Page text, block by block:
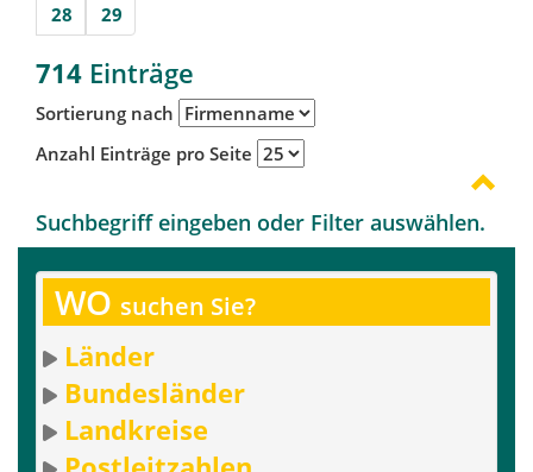
28
29
714 Einträge
Sortierung nach
Anzahl Einträge pro Seite
Suchbegriff eingeben oder Filter auswählen.
WO suchen Sie?
Länder
Bundesländer
Landkreise